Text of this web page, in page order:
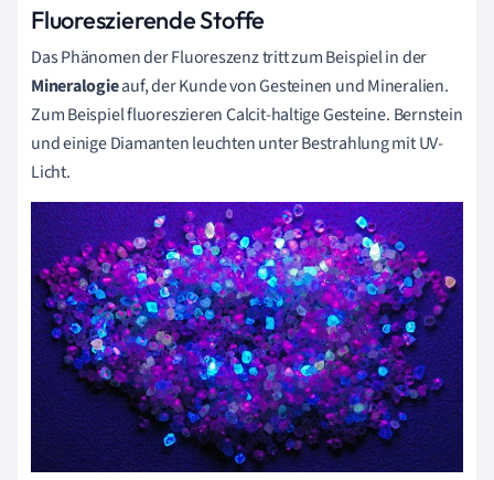
Fluoreszierende Stoffe
Das Phänomen der Fluoreszenz tritt zum Beispiel in der
Mineralogieauf, der Kunde von Gesteinen und Mineralien.
Zum Beispiel fluoreszieren Calcit-haltige Gesteine. Bernstein
und einige Diamanten leuchten unter Bestrahlung mit UV-
Licht.